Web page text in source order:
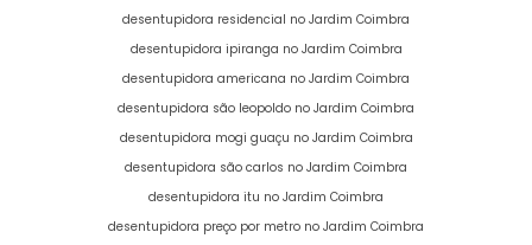
desentupidora residencial no Jardim Coimbra
desentupidora ipiranga no Jardim Coimbra
desentupidora americana no Jardim Coimbra
desentupidora são leopoldo no Jardim Coimbra
desentupidora mogi guaçu no Jardim Coimbra
desentupidora são carlos no Jardim Coimbra
desentupidora itu no Jardim Coimbra
desentupidora preço por metro no Jardim Coimbra